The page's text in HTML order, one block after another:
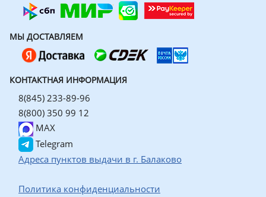
МЫ ДОСТАВЛЯЕМ
КОНТАКТНАЯ ИНФОРМАЦИЯ
8(845) 233-89-96
8(800) 350 99 12
MAX
Telegram
Адреса пунктов выдачи в г. Балаково
Политика конфиденциальности